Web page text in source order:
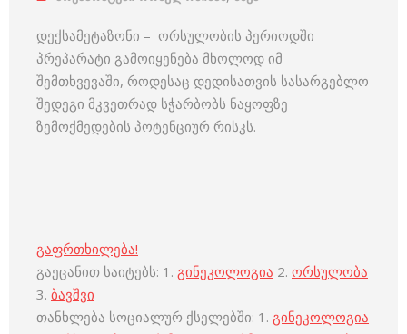
დექსამეტაზონი – ორსულობის პერიოდში
პრეპარატი გამოიყენება მხოლოდ იმ
შემთხვევაში, როდესაც დედისათვის სასარგებლო
შედეგი მკვეთრად სჭარბობს ნაყოფზე
ზემოქმედების პოტენციურ რისკს.
გაფრთხილება!
გაეცანით საიტებს: 1. გინეკოლოგია 2. ორსულობა
3. ბავშვი
თანხლება სოციალურ ქსელებში: 1. გინეკოლოგია